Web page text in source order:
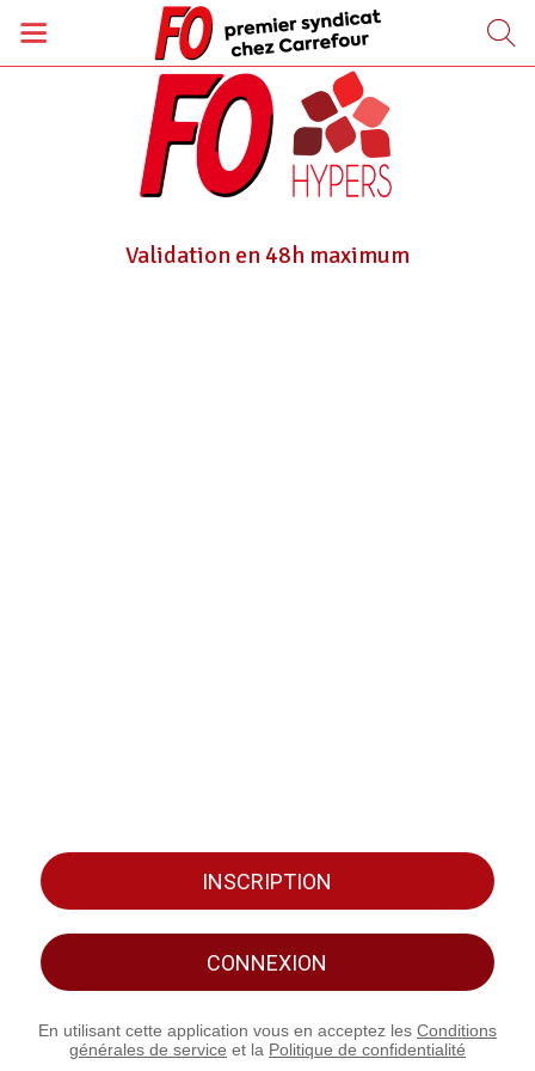
Validation en 48h maximum
INSCRIPTION
CONNEXION
En utilisant cette application vous en acceptez les Conditions
générales de service et la Politique de confidentialité